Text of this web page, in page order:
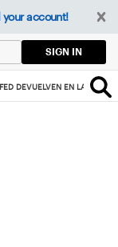
your account!
SIGN IN
DEVUELVEN EN LA